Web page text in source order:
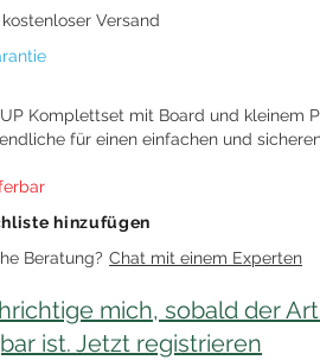
Versand
Komplettset mit Board und kleinem
für einen einfachen und
hinzufügen
Beratung? Chat mit einem Experten
mich, sobald der
ist. Jetzt registrieren